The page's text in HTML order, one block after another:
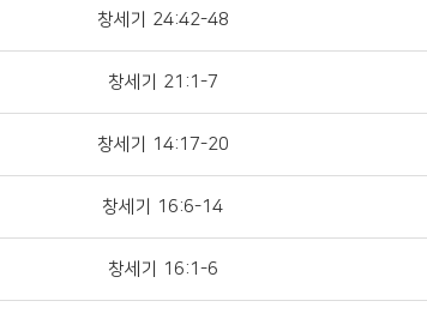
창세기 24:42-48
창세기 21:1-7
창세기 14:17-20
창세기 16:6-14
창세기 16:1-6